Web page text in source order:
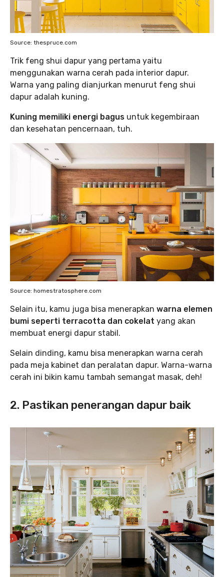
Source: thespruce.com
‌Trik feng shui dapur yang pertama yaitu
menggunakan warna cerah pada interior dapur.
Warna yang paling dianjurkan menurut feng shui
dapur adalah kuning.
Kuning memiliki energi bagus untuk kegembiraan
dan kesehatan pencernaan, tuh. ‌
Source: homestratosphere.com
‌Selain itu, kamu juga bisa menerapkan warna elemen
bumi seperti terracotta dan cokelat yang akan
membuat energi dapur stabil.
Selain dinding, kamu bisa menerapkan warna cerah
pada meja kabinet dan peralatan dapur. Warna-warna
cerah ini bikin kamu tambah semangat masak, deh!
2. Pastikan penerangan dapur baik‌